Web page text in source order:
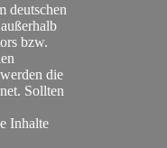
deutschen
bzw.
die
Sollten
Inhalte